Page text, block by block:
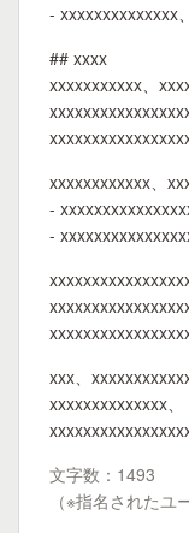
- xxxxxxxxxxxxxx
## xxxx
xxxxxxxxxxx、
xxxxxxxxxxxx、
-
-
xxx、
xxxxxxxxxxxxxx、
文字数：1493
（※指名されたユ